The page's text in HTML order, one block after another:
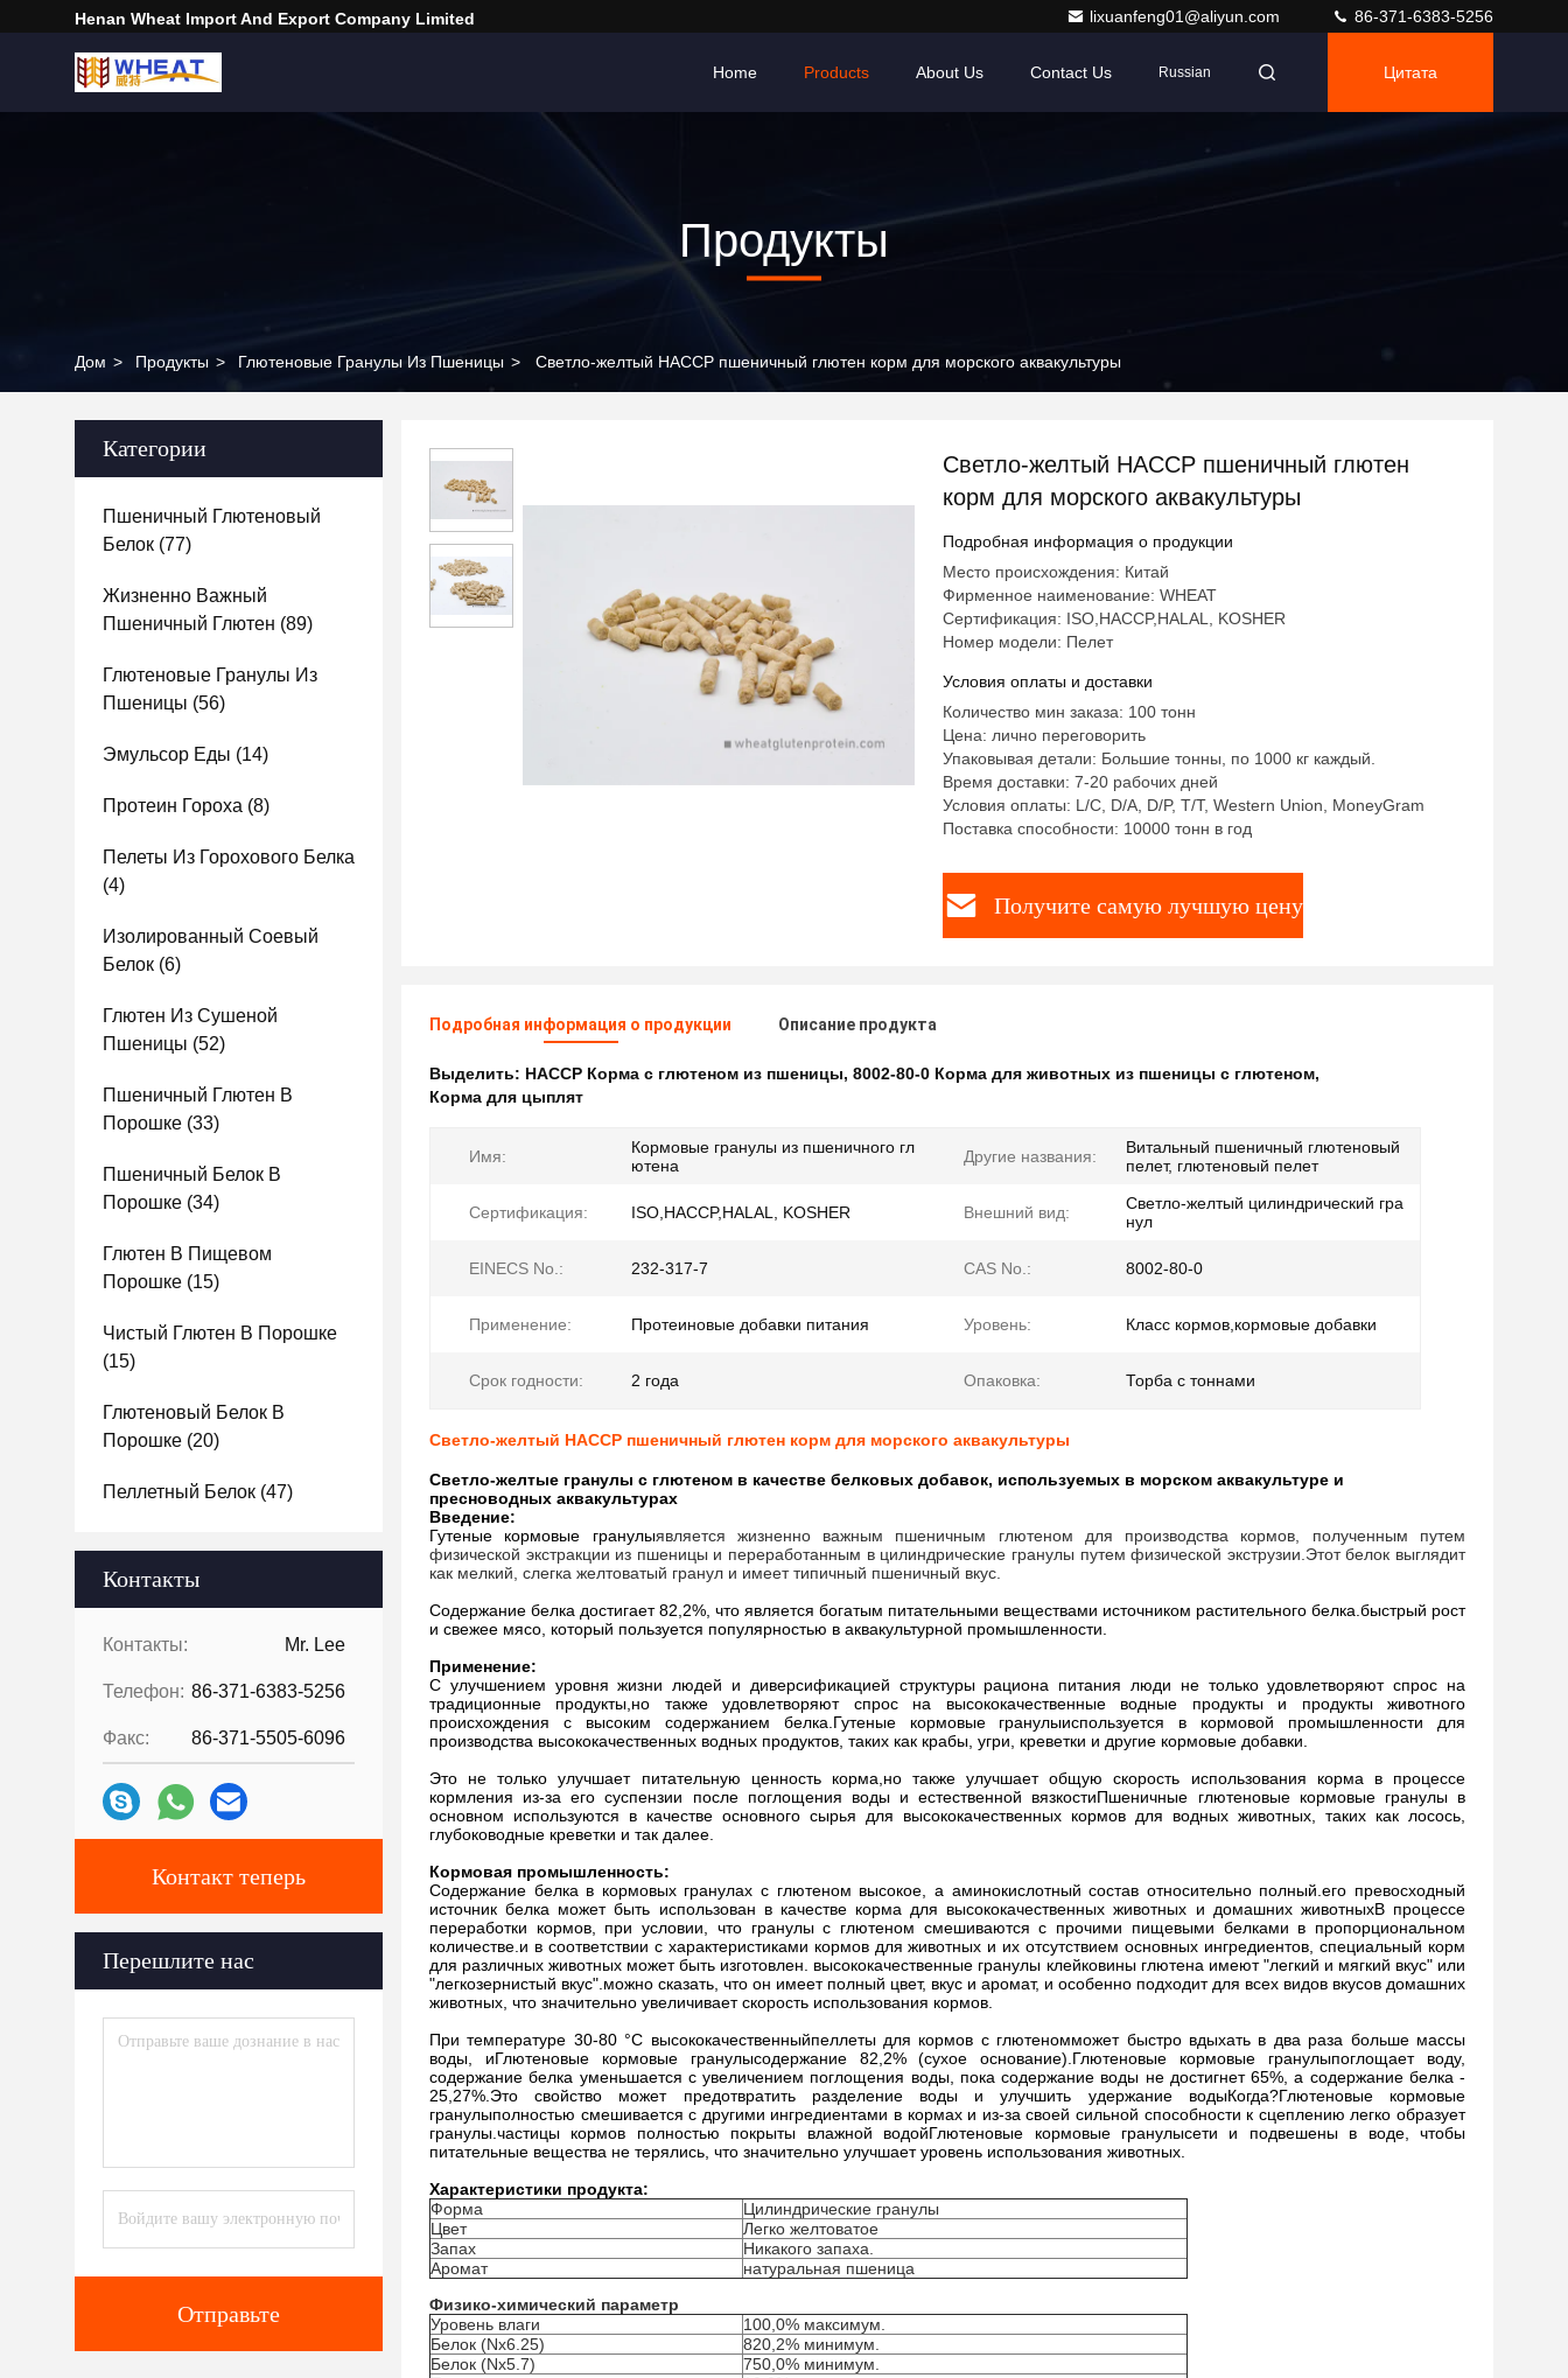
Henan Wheat Import And Export Company Limited lixuanfeng01@aliyun.com 86-371-6383-5256
Home Products About Us Contact Us Russian Цитата
Продукты
Дом > Продукты > Глютеновые Гранулы Из Пшеницы > Светло-желтый HACCP пшеничный глютен корм для морского аквакультуры
Категории
Пшеничный Глютеновый
Белок (77)
Жизненно Важный
Пшеничный Глютен (89)
Глютеновые Гранулы Из
Пшеницы (56)
Эмульсор Еды (14)
Протеин Гороха (8)
Пелеты Из Горохового Белка
(4)
Изолированный Соевый
Белок (6)
Глютен Из Сушеной
Пшеницы (52)
Пшеничный Глютен В
Порошке (33)
Пшеничный Белок В
Порошке (34)
Глютен В Пищевом
Порошке (15)
Чистый Глютен В Порошке
(15)
Глютеновый Белок В
Порошке (20)
Пеллетный Белок (47)
Контакты
Контакты: Mr. Lee
Телефон: 86-371-6383-5256
Факс: 86-371-5505-6096
Контакт теперь
Перешлите нас
Отправьте
Светло-желтый HACCP пшеничный глютен
корм для морского аквакультуры
Подробная информация о продукции
Место происхождения: Китай
Фирменное наименование: WHEAT
Сертификация: ISO,HACCP,HALAL, KOSHER
Номер модели: Пелет
Условия оплаты и доставки
Количество мин заказа: 100 тонн
Цена: лично переговорить
Упаковывая детали: Большие тонны, по 1000 кг каждый.
Время доставки: 7-20 рабочих дней
Условия оплаты: L/C, D/A, D/P, T/T, Western Union, MoneyGram
Поставка способности: 10000 тонн в год
Получите самую лучшую цену
Подробная информация о продукции Описание продукта
Выделить: HACCP Корма с глютеном из пшеницы, 8002-80-0 Корма для животных из пшеницы с глютеном,
Корма для цыплят
Имя:
Кормовые гранулы из пшеничного гл
ютена
Другие названия:
Витальный пшеничный глютеновый
пелет, глютеновый пелет
Сертификация: ISO,HACCP,HALAL, KOSHER Внешний вид:
Светло-желтый цилиндрический гра
нул
EINECS No.: 232-317-7 CAS No.: 8002-80-0
Применение: Протеиновые добавки питания Уровень: Класс кормов,кормовые добавки
Срок годности: 2 года Опаковка: Торба с тоннами
Светло-желтый HACCP пшеничный глютен корм для морского аквакультуры
Светло-желтые гранулы с глютеном в качестве белковых добавок, используемых в морском аквакультуре и
пресноводных аквакультурах
Введение:
Гутеные кормовые гранулыявляется жизненно важным пшеничным глютеном для производства кормов, полученным путем
физической экстракции из пшеницы и переработанным в цилиндрические гранулы путем физической экструзии.Этот белок выглядит
как мелкий, слегка желтоватый гранул и имеет типичный пшеничный вкус.
Содержание белка достигает 82,2%, что является богатым питательными веществами источником растительного белка.быстрый рост
и свежее мясо, который пользуется популярностью в аквакультурной промышленности.
Применение:
С улучшением уровня жизни людей и диверсификацией структуры рациона питания люди не только удовлетворяют спрос на
традиционные продукты,но также удовлетворяют спрос на высококачественные водные продукты и продукты животного
происхождения с высоким содержанием белка. Гутеные кормовые гранулыиспользуется в кормовой промышленности для
производства высококачественных водных продуктов, таких как крабы, угри, креветки и другие кормовые добавки.
Это не только улучшает питательную ценность корма,но также улучшает общую скорость использования корма в процессе
кормления из-за его суспензии после поглощения воды и естественной вязкостиПшеничные глютеновые кормовые гранулы в
основном используются в качестве основного сырья для высококачественных кормов для водных животных, таких как лосось,
глубоководные креветки и так далее.
Кормовая промышленность:
Содержание белка в кормовых гранулах с глютеном высокое, а аминокислотный состав относительно полный.его превосходный
источник белка может быть использован в качестве корма для высококачественных животных и домашних животныхВ процессе
переработки кормов, при условии, что гранулы с глютеном смешиваются с прочими пищевыми белками в пропорциональном
количестве.и в соответствии с характеристиками кормов для животных и их отсутствием основных ингредиентов, специальный корм
для различных животных может быть изготовлен. высококачественные гранулы клейковины глютена имеют "легкий и мягкий вкус" или
"легкозернистый вкус".можно сказать, что он имеет полный цвет, вкус и аромат, и особенно подходит для всех видов вкусов домашних
животных, что значительно увеличивает скорость использования кормов.
При температуре 30-80 °C высококачественныйпеллеты для кормов с глютеномможет быстро вдыхать в два раза больше массы
воды, иГлютеновые кормовые гранулысодержание 82,2% (сухое основание). Глютеновые кормовые гранулыпоглощает воду,
содержание белка уменьшается с увеличением поглощения воды, пока содержание воды не достигнет 65%, а содержание белка -
25,27%.Это свойство может предотвратить разделение воды и улучшить удержание водыКогда?Глютеновые кормовые
гранулыполностью смешивается с другими ингредиентами в кормах и из-за своей сильной способности к сцеплению легко образует
гранулы.частицы кормов полностью покрыты влажной водойГлютеновые кормовые гранулысети и подвешены в воде, чтобы
питательные вещества не терялись, что значительно улучшает уровень использования животных.
Характеристики продукта:
Форма
Цилиндрические гранулы
Цвет
Легко желтоватое
Запах
Никакого запаха.
Аромат
натуральная пшеница
Физико-химический параметр
Уровень влаги
100,0% максимум.
Белок (Nx6.25)
820,2% минимум.
Белок (Nx5.7)
750,0% минимум.